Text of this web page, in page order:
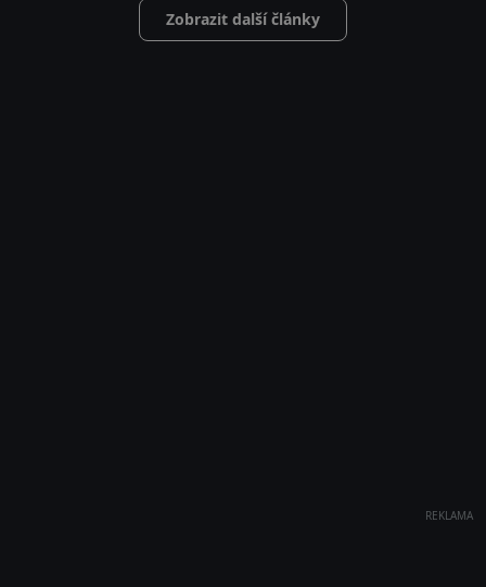
Zobrazit další články
REKLAMA